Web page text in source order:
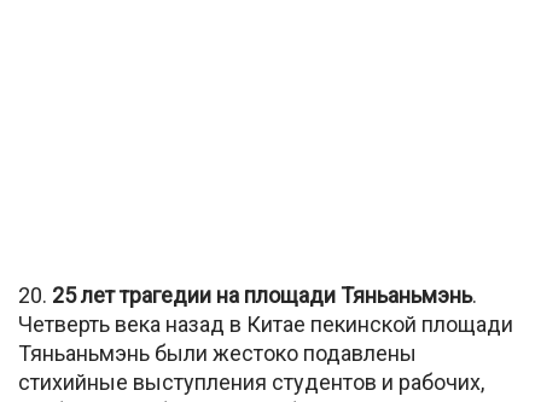
20. 25 лет трагедии на площади Тяньаньмэнь.
Четверть века назад в Китае пекинской площади
Тяньаньмэнь были жестоко подавлены
стихийные выступления студентов и рабочих,